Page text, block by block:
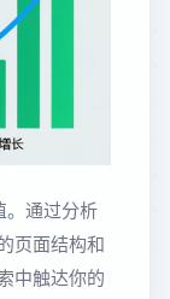
。通过分析
页面结构和
中触达你的